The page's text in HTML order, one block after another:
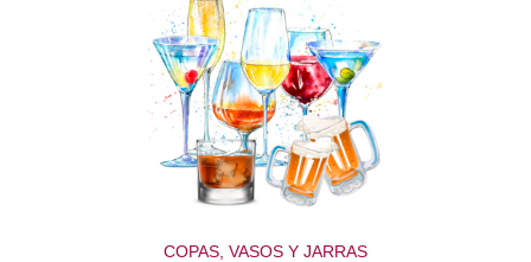
COPAS, VASOS Y JARRAS